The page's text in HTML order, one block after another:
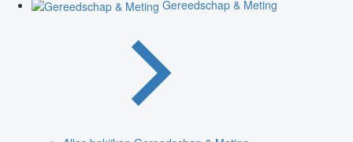
Gereedschap & Meting